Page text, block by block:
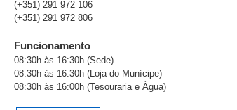
(+351) 291 972 106
(+351) 291 972 806
Funcionamento
08:30h às 16:30h (Sede)
08:30h às 16:30h (Loja do Munícipe)
08:30h às 16:00h (Tesouraria e Água)